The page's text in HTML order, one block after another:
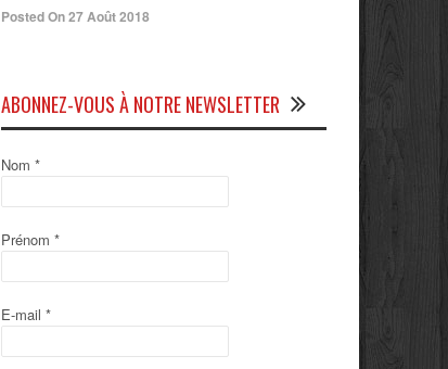
Posted On 27 Août 2018
ABONNEZ-VOUS À NOTRE NEWSLETTER
Nom *
Prénom *
E-mail *